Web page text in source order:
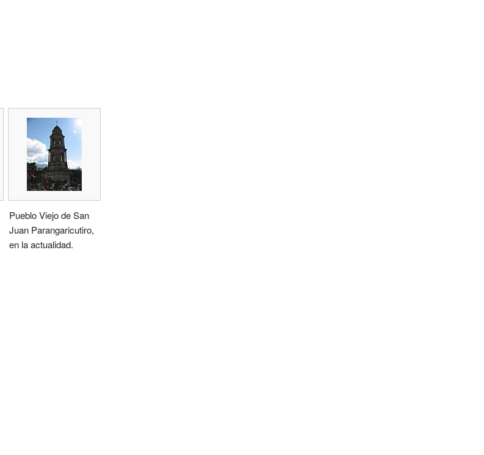
Pueblo Viejo de San
Juan Parangaricutiro,
en la actualidad.